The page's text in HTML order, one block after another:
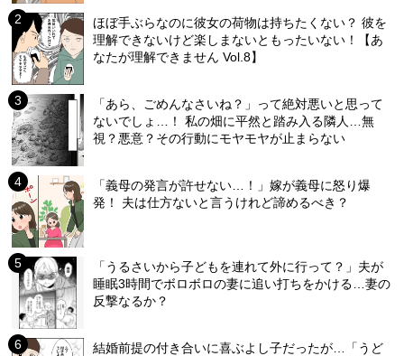
ほぼ手ぶらなのに彼女の荷物は持ちたくない？ 彼を
理解できないけど楽しまないともったいない！【あ
なたが理解できません Vol.8】
「あら、ごめんなさいね？」って絶対悪いと思って
ないでしょ…！ 私の畑に平然と踏み入る隣人…無
視？悪意？その行動にモヤモヤが止まらない
「義母の発言が許せない…！」嫁が義母に怒り爆
発！ 夫は仕方ないと言うけれど諦めるべき？
「うるさいから子どもを連れて外に行って？」夫が
睡眠3時間でボロボロの妻に追い打ちをかける…妻の
反撃なるか？
結婚前提の付き合いに喜ぶよし子だったが…「うど